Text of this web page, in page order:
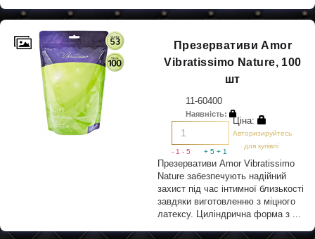
Презервативи Amor
Vibratissimo Nature, 100
шт
11-60400
Наявність:
+ 1
- 1 - 5 + 5
Ціна:
Авторизируйтесь
для купівлі
Презервативи Amor Vibratissimo
Nature забезпечують надійний
захист під час інтимної близькості
завдяки виготовленню з міцного
латексу. Циліндрична форма з ...